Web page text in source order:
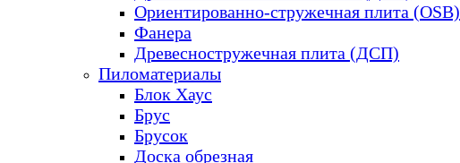
Ориентированно-стружечная плита (OSB)
Фанера
Древесностружечная плита (ДСП)
Пиломатериалы
Блок Хаус
Брус
Брусок
Доска обрезная